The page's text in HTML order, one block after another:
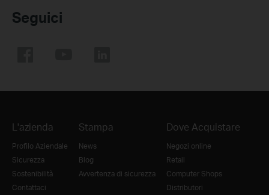
Seguici
L'azienda
Profilo Aziendale
Sicurezza
Sostenibilità
Contattaci
Stampa
News
Blog
Avvertenza di sicurezza
Dove Acquistare
Negozi online
Retail
Computer Shops
Distributori